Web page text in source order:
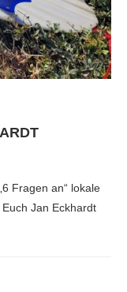
Fragen an“ lokale
Jan Eckhardt